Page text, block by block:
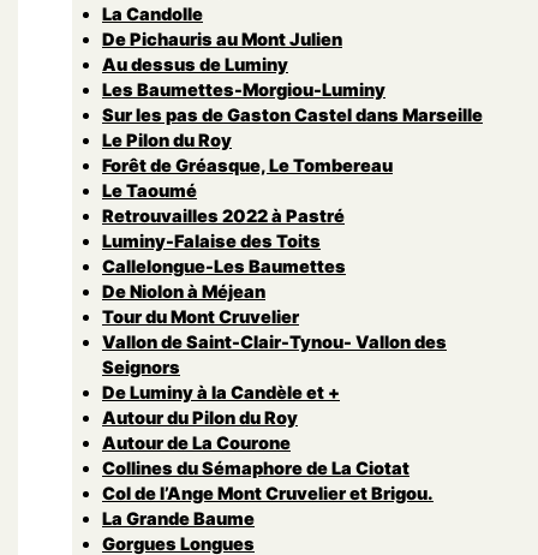
La Candolle
De Pichauris au Mont Julien
Au dessus de Luminy
Les Baumettes-Morgiou-Luminy
Sur les pas de Gaston Castel dans Marseille
Le Pilon du Roy
Forêt de Gréasque, Le Tombereau
Le Taoumé
Retrouvailles 2022 à Pastré
Luminy-Falaise des Toits
Callelongue-Les Baumettes
De Niolon à Méjean
Tour du Mont Cruvelier
Vallon de Saint-Clair-Tynou- Vallon des
Seignors
De Luminy à la Candèle et +
Autour du Pilon du Roy
Autour de La Courone
Collines du Sémaphore de La Ciotat
Col de l’Ange Mont Cruvelier et Brigou.
La Grande Baume
Gorgues Longues